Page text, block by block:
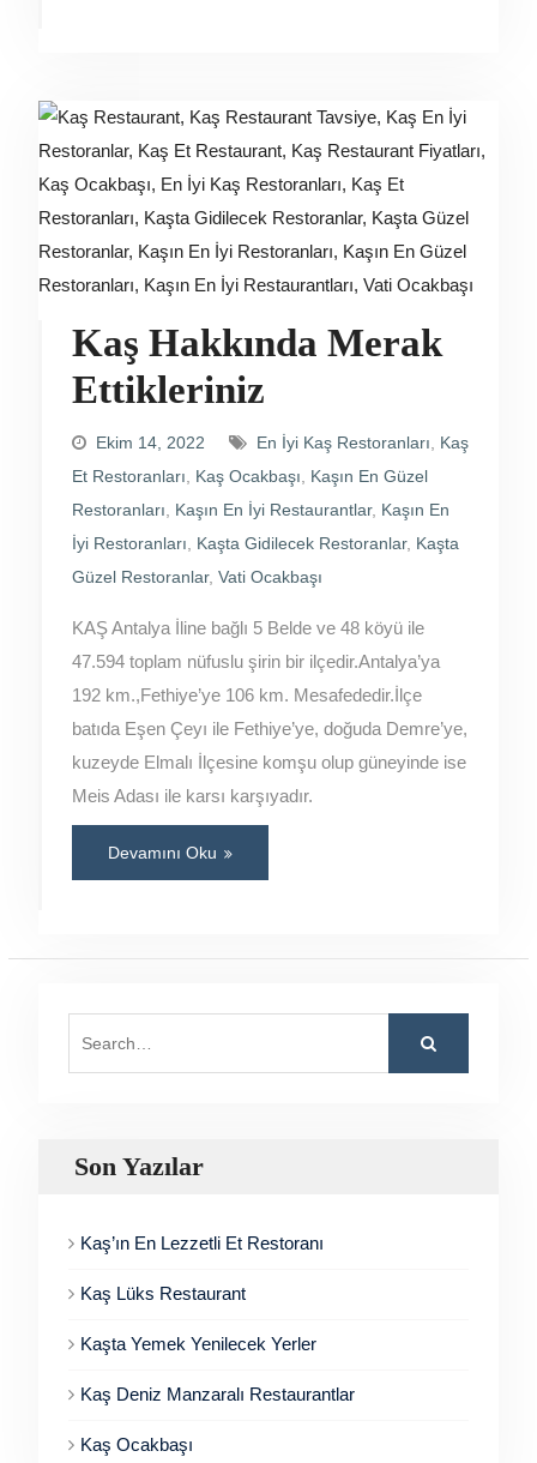
Kaş Hakkında Merak
Ettikleriniz
Ekim 14, 2022 En İyi Kaş Restoranları, Kaş
Et Restoranları, Kaş Ocakbaşı, Kaşın En Güzel
Restoranları, Kaşın En İyi Restaurantlar, Kaşın En
İyi Restoranları, Kaşta Gidilecek Restoranlar, Kaşta
Güzel Restoranlar, Vati Ocakbaşı
KAŞ Antalya İline bağlı 5 Belde ve 48 köyü ile
47.594 toplam nüfuslu şirin bir ilçedir.Antalya’ya
192 km.,Fethiye’ye 106 km. Mesafededir.İlçe
batıda Eşen Çeyı ile Fethiye’ye, doğuda Demre’ye,
kuzeyde Elmalı İlçesine komşu olup güneyinde ise
Meis Adası ile karsı karşıyadır.
Devamını Oku
Son Yazılar
Kaş’ın En Lezzetli Et Restoranı
Kaş Lüks Restaurant
Kaşta Yemek Yenilecek Yerler
Kaş Deniz Manzaralı Restaurantlar
Kaş Ocakbaşı